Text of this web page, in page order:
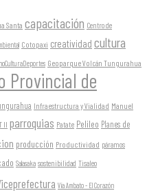
Santa capacitación Centro de
Cotopaxi creatividad cultura
Geoparque Volcán Tungurahua
Provincial de
Infraestructura y Vialidad Manuel
II parroquias Patate Pelileo Planes de
producción Productividad páramos
Salasaka sostenibilidad Tisaleo
Vía Ambato - El Corazón